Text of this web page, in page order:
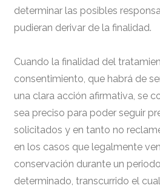
determinar las posibles
pudieran derivar de la finalidad.
Cuando la finalidad del
consentimiento, que habrá de
una clara acción afirmativa, se
sea preciso para poder seguir
solicitados y en tanto no
en los casos que legalmente
conservación durante un
determinado, transcurrido el